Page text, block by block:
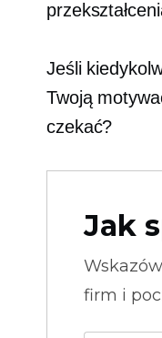
Jeśli
Twoją
czekać?
Jak
firm i